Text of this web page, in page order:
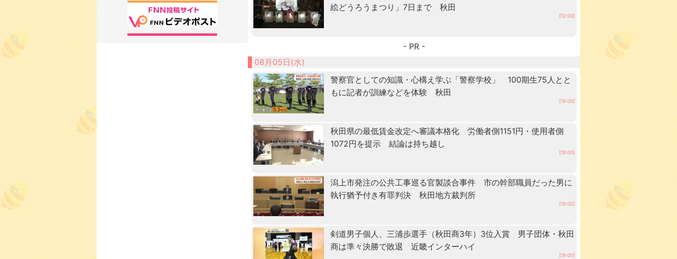
絵どうろうまつり」7日まで 秋田
[12:00]
- PR -
08月05日(水)
警察官としての知識・心構え学ぶ「警察学校」 100期生75人とと
もに記者が訓練などを体験 秋田
[19:00]
秋田県の最低賃金改定へ審議本格化 労働者側1151円・使用者側
1072円を提示 結論は持ち越し
[19:00]
潟上市発注の公共工事巡る官製談合事件 市の幹部職員だった男に
執行猶予付き有罪判決 秋田地方裁判所
[19:00]
剣道男子個人、三浦歩選手（秋田商3年）3位入賞 男子団体・秋田
商は準々決勝で敗退 近畿インターハイ
[19:00]